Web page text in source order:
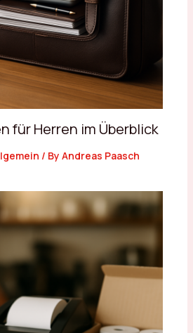
für Herren im Überblick
/ By Andreas Paasch